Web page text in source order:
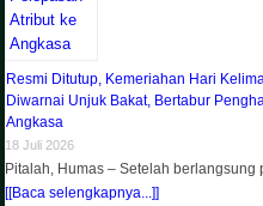
Resmi Ditutup, Kemeriahan Hari
Diwarnai Unjuk Bakat, Bertabur
Angkasa
18 Juli 2026
Pitalah, Humas – Setelah
[[Baca selengkapnya...]]